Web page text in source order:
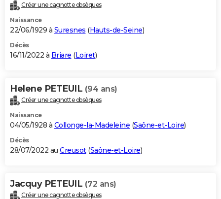
Créer une cagnotte obsèques
Naissance
22/06/1929 à Suresnes (Hauts-de-Seine)
Décès
16/11/2022 à Briare (Loiret)
Helene PETEUIL (94 ans)
Créer une cagnotte obsèques
Naissance
04/05/1928 à Collonge-la-Madeleine (Saône-et-Loire)
Décès
28/07/2022 au Creusot(Saône-et-Loire)
Jacquy PETEUIL (72 ans)
Créer une cagnotte obsèques